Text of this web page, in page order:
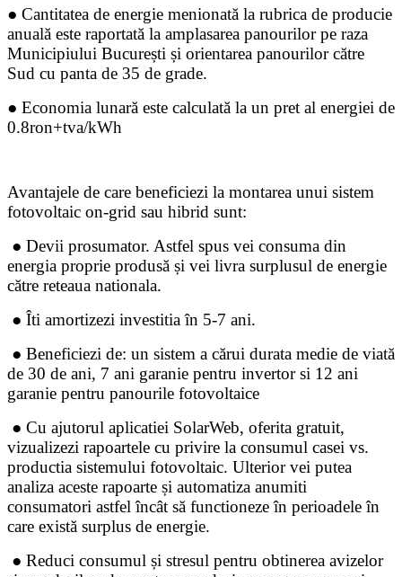
● Cantitatea de energie menionată la rubrica de producie
anuală este raportată la amplasarea panourilor pe raza
Municipiului București și orientarea panourilor către
Sud cu panta de 35 de grade.
● Economia lunară este calculată la un pret al energiei de
0.8ron+tva/kWh
Avantajele de care beneficiezi la montarea unui sistem
fotovoltaic on-grid sau hibrid sunt:
● Devii prosumator. Astfel spus vei consuma din
energia proprie produsă și vei livra surplusul de energie
către reteaua nationala.
● Îti amortizezi investitia în 5-7 ani.
● Beneficiezi de: un sistem a cărui durata medie de viată
de 30 de ani, 7 ani garanie pentru invertor si 12 ani
garanie pentru panourile fotovoltaice
● Cu ajutorul aplicatiei SolarWeb, oferita gratuit,
vizualizezi rapoartele cu privire la consumul casei vs.
productia sistemului fotovoltaic. Ulterior vei putea
analiza aceste rapoarte și automatiza anumiti
consumatori astfel încât să functioneze în perioadele în
care există surplus de energie.
● Reduci consumul și stresul pentru obtinerea avizelor